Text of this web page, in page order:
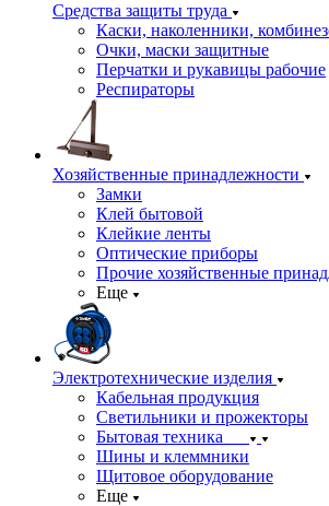
Средства защиты труда
Каски, наколенники,
Очки, маски защитные
Перчатки и рукавицы рабочие
Респираторы
Хозяйственные принадлежности
Замки
Клей бытовой
Клейкие ленты
Оптические приборы
Прочие хозяйственные
Еще
Электротехнические изделия
Кабельная продукция
Светильники и прожекторы
Бытовая техника
Шины и клеммники
Щитовое оборудование
Еще